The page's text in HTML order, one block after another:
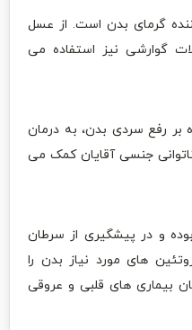
گرمای بدن است. از عسل
گوارشی نیز استفاده می
بر رفع سردی بدن، به درمان
جنسی آقایان کمک می
و در پیشگیری از سرطان
های مورد نیاز بدن را
بیماری های قلبی و عروقی